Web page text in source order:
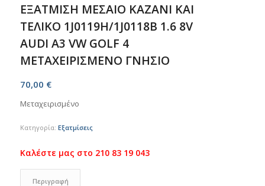
ΕΞΑΤΜΙΣΗ ΜΕΣΑΙΟ ΚΑΖΑΝΙ ΚΑΙ
ΤΕΛΙΚΟ 1J0119H/1J0118B 1.6 8V
AUDI A3 VW GOLF 4
ΜΕΤΑΧΕΙΡΙΣΜΕΝΟ ΓΝΗΣΙΟ
70,00 €
Μεταχειρισμένο
Κατηγορία: Εξατμίσεις
Περιγραφή